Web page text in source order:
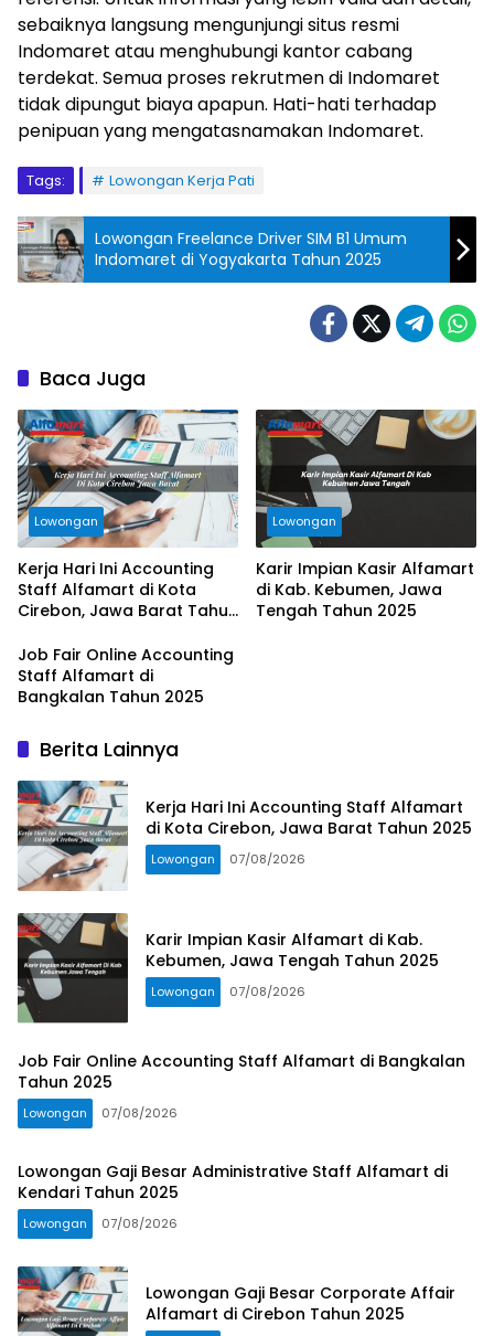
sebaiknya langsung mengunjungi situs resmi
Indomaret atau menghubungi kantor cabang
terdekat. Semua proses rekrutmen di Indomaret
tidak dipungut biaya apapun. Hati-hati terhadap
penipuan yang mengatasnamakan Indomaret.
Tags: Lowongan Kerja Pati
Lowongan Freelance Driver SIM B1 Umum
Indomaret di Yogyakarta Tahun 2025
Baca Juga
Lowongan
Kerja Hari Ini Accounting
Staff Alfamart di Kota
Cirebon, Jawa Barat Tahun
Lowongan
Karir Impian Kasir Alfamart
di Kab. Kebumen, Jawa
Tengah Tahun 2025
Job Fair Online Accounting
Staff Alfamart di
Bangkalan Tahun 2025
Berita Lainnya
Kerja Hari Ini Accounting Staff Alfamart
di Kota Cirebon, Jawa Barat Tahun 2025
Lowongan 07/08/2026
Karir Impian Kasir Alfamart di Kab.
Kebumen, Jawa Tengah Tahun 2025
Lowongan 07/08/2026
Job Fair Online Accounting Staff Alfamart di Bangkalan
Tahun 2025
Lowongan 07/08/2026
Lowongan Gaji Besar Administrative Staff Alfamart di
Kendari Tahun 2025
Lowongan 07/08/2026
Lowongan Gaji Besar Corporate Affair
Alfamart di Cirebon Tahun 2025